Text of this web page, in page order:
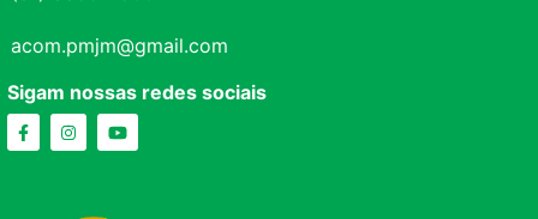
acom.pmjm@gmail.com
Sigam nossas redes sociais